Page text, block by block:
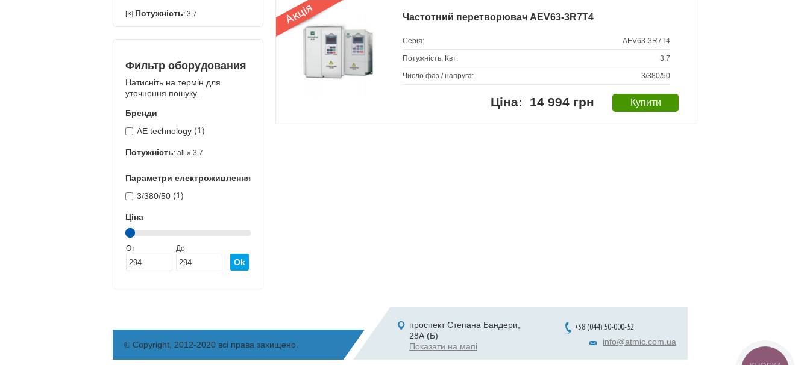
Частотний перетворювач AEV63-3R7T4
Серія: AEV63-3R7T4
Потужність, Квт: 3,7
Число фаз / напруга: 3/380/50
14 994 грн
[×] Потужність: 3,7
Фильтр оборудования
Натисніть на термін для
уточнення пошуку.
Бренди
AE technology (1)
Потужність: all » 3,7
Параметри електроживлення
3/380/50 (1)
Ціна
От До
© Copyright, 2012-2020 всі права захищено.
проспект Степана Бандери,
28А (Б)
Показати на мапі
+38 (044) 50-000-52
info@atmic.com.ua